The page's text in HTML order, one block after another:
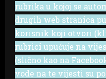
rubrika u kojoj se
drugih web stranica
korisnik koji otvori
rubrici upućuje na
(slično kao na
vode na te vijesti su